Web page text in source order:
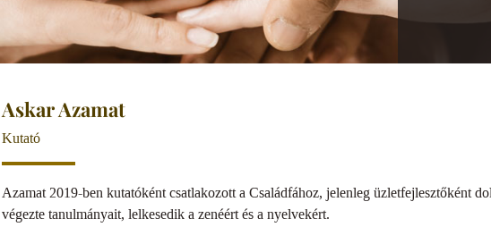
Askar Azamat
Kutató
Azamat 2019-ben kutatóként csatlakozott a Családfához, jelenleg üzletfejlesztőként
végezte tanulmányait, lelkesedik a zenéért és a nyelvekért.